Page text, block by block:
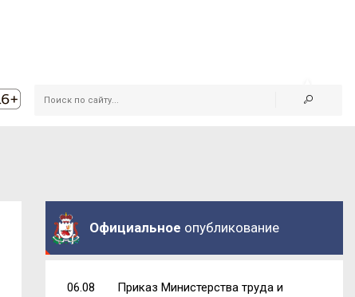
Официальное опубликование
06.08
Приказ Министерства труда и